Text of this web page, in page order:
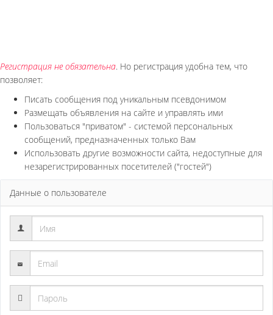
Регистрация не обязательна. Но регистрация удобна тем, что
позволяет:
Писать сообщения под уникальным псевдонимом
Размещать объявления на сайте и управлять ими
Пользоваться "приватом" - системой персональных
сообщений, предназначенных только Вам
Использовать другие возможности сайта, недоступные для
незарегистрированных посетителей ("гостей")
Данные о пользователе